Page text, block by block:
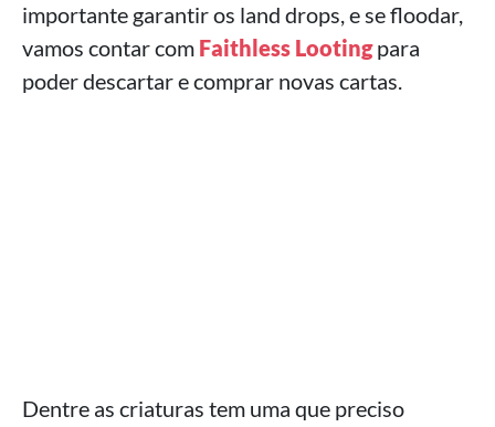
importante garantir os land drops, e se floodar,
vamos contar com Faithless Lootingpara
poder descartar e comprar novas cartas.
Dentre as criaturas tem uma que preciso